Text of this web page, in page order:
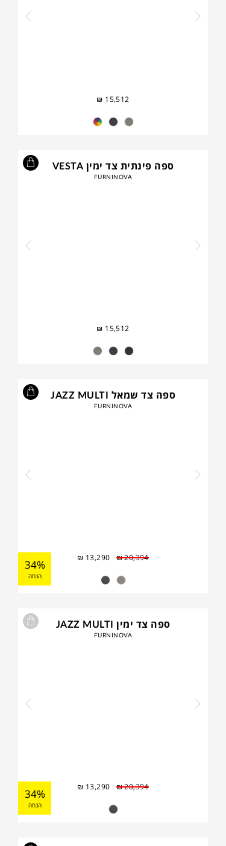
₪ 15,512
ספה פינתית צד ימין VESTA
FURNINOVA
₪ 15,512
ספה צד שמאל JAZZ MULTI
FURNINOVA
₪20,394
₪ 13,290
34%
הנחה
ספה צד ימין JAZZ MULTI
FURNINOVA
₪20,394
₪ 13,290
34%
הנחה